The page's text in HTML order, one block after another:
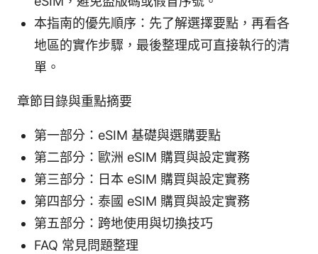
本指南的優先順序：先了解選擇要點，再看各
地區的實作步驟，最後整理成可直接執行的清
單。
章節目錄與重點摘要
第一部分：eSIM 基礎與選購要點
第二部分：歐洲 eSIM 購買與設定實務
第三部分：日本 eSIM 購買與設定實務
第四部分：泰國 eSIM 購買與設定實務
第五部分：跨地使用與切換技巧
FAQ 常見問題整理